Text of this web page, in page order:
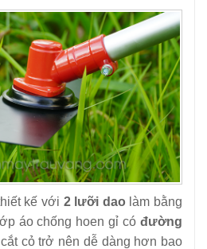
kế với 2 lưỡi dao làm bằng
áo chống hoen gỉ có đường
cỏ trở nên dễ dàng hơn bao